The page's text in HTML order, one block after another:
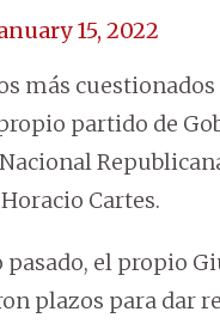
15, 2022
más
partido de
Cartes.
el propio
plazos para dar